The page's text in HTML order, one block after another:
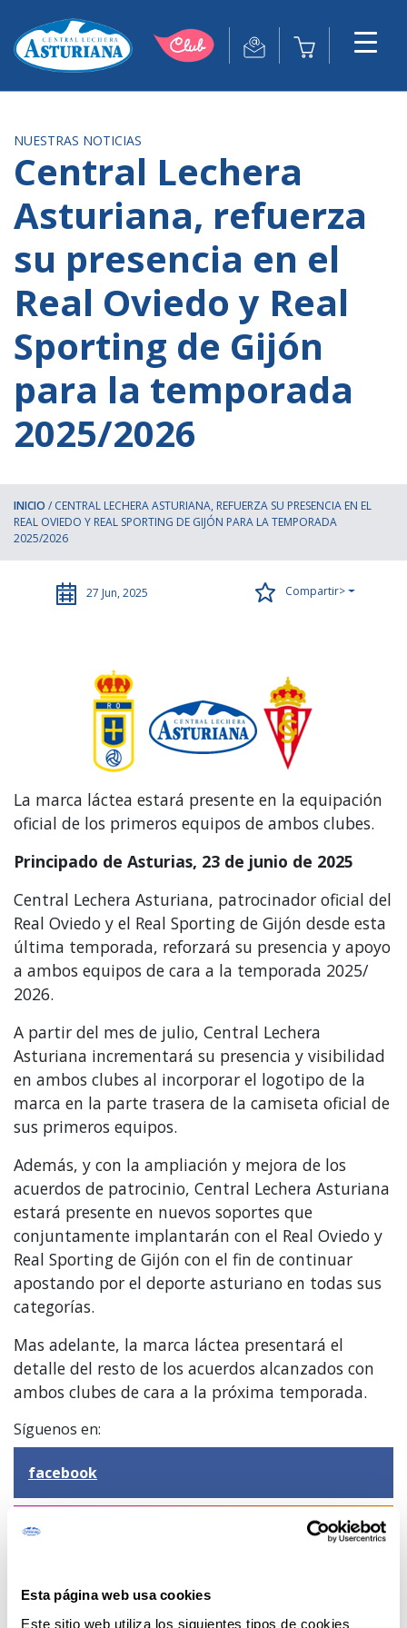
Esta página web usa cookies
Este sitio web utiliza los siguientes tipos de cookies
NUESTRAS NOTICIAS
Central Lechera
Asturiana, refuerza
su presencia en el
Real Oviedo y Real
Sporting de Gijón
para la temporada
2025/2026
INICIO / CENTRAL LECHERA ASTURIANA, REFUERZA SU PRESENCIA EN EL
REAL OVIEDO Y REAL SPORTING DE GIJÓN PARA LA TEMPORADA
2025/2026
27 Jun, 2025 Compartir>
La marca láctea estará presente en la equipación
oficial de los primeros equipos de ambos clubes.
Principado de Asturias, 23 de junio de 2025
Central Lechera Asturiana, patrocinador oficial del
Real Oviedo y el Real Sporting de Gijón desde esta
última temporada, reforzará su presencia y apoyo
a ambos equipos de cara a la temporada 2025/
2026.
A partir del mes de julio, Central Lechera
Asturiana incrementará su presencia y visibilidad
en ambos clubes al incorporar el logotipo de la
marca en la parte trasera de la camiseta oficial de
sus primeros equipos.
Además, y con la ampliación y mejora de los
acuerdos de patrocinio, Central Lechera Asturiana
estará presente en nuevos soportes que
conjuntamente implantarán con el Real Oviedo y
Real Sporting de Gijón con el fin de continuar
apostando por el deporte asturiano en todas sus
categorías.
Mas adelante, la marca láctea presentará el
detalle del resto de los acuerdos alcanzados con
ambos clubes de cara a la próxima temporada.
Síguenos en:
facebook
instagram
twitter